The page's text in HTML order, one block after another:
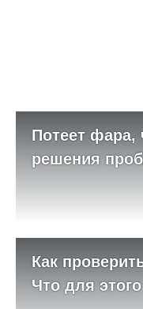
Потеет фара,
решения
Как
Что для